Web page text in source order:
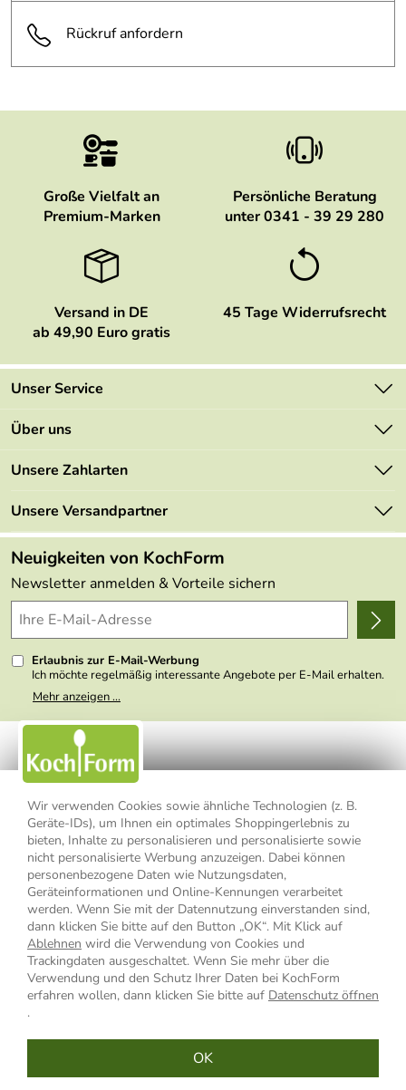
Wir verwenden Cookies sowie ähnliche Technologien (z. B.
Geräte-IDs), um Ihnen ein optimales Shoppingerlebnis zu
bieten, Inhalte zu personalisieren und personalisierte sowie
nicht personalisierte Werbung anzuzeigen. Dabei können
personenbezogene Daten wie Nutzungsdaten,
Geräteinformationen und Online-Kennungen verarbeitet
werden. Wenn Sie mit der Datennutzung einverstanden sind,
dann klicken Sie bitte auf den Button „OK“. Mit Klick auf
Ablehnen wird die Verwendung von Cookies und
Trackingdaten ausgeschaltet. Wenn Sie mehr über die
Verwendung und den Schutz Ihrer Daten bei KochForm
erfahren wollen, dann klicken Sie bitte auf Datenschutz öffnen
.
OK
Rückruf anfordern
Große Vielfalt an
Premium-Marken
Persönliche Beratung
unter 0341 - 39 29 280
Versand in DE
ab 49,90 Euro gratis
45 Tage Widerrufsrecht
Unser Service
Kontakt
Mehrwertsteuerfrei
Retourenportal
FAQs
Lieferbedingungen
Delivery Terms
Kundenlogin
Über uns
Marken
Angebote
Made in Germany
Themen
Wir über uns
Presse
Unsere Zahlarten
Unsere Versandpartner
Neuigkeiten von KochForm
Newsletter anmelden & Vorteile sichern
Erlaubnis zur E-Mail-Werbung
Ich möchte regelmäßig interessante Angebote per E-Mail erhalten.
Meine E-Mail-Adresse wird nicht an andere Unternehmen
weitergegeben. Zu statistischen Zwecken wird in anonymer Form
nicht erkennbar, welche konkrete Person geklickt hat. Diese
Einwilligung zur Nutzung meiner E-Mail- Adresse für Werbezwecke
kann ich jederzeit mit Wirkung für die Zukunft widerrufen, indem ich
den Link "Abmelden" am Ende des Newsletters anklicke oder die
Option Newsletter im Mitgliederbereich deaktiviere. Die
Datenschutzerklärung
habe ich zur Kenntnis genommen.
Mehr anzeigen ...
Impressum Datenschutzerklärung
AGB
Widerrufsbelehrung
Widerrufsformular
Vertrag widerrufen
* Alle Preisangaben inkl. MwSt., bis 49,90 € Bestellwert zzgl.
Versandkosten, ab 49,90 € Bestellwert inkl.Versandkosteninnerhalb